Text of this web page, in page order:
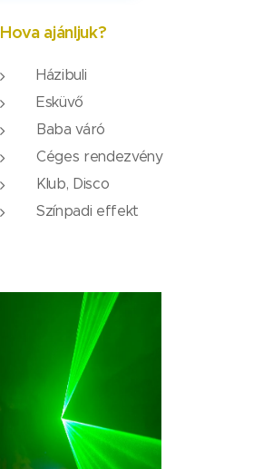
Hova ajánljuk?
Házibuli
Esküvő
Baba váró
Céges rendezvény
Klub, Disco
Színpadi effekt